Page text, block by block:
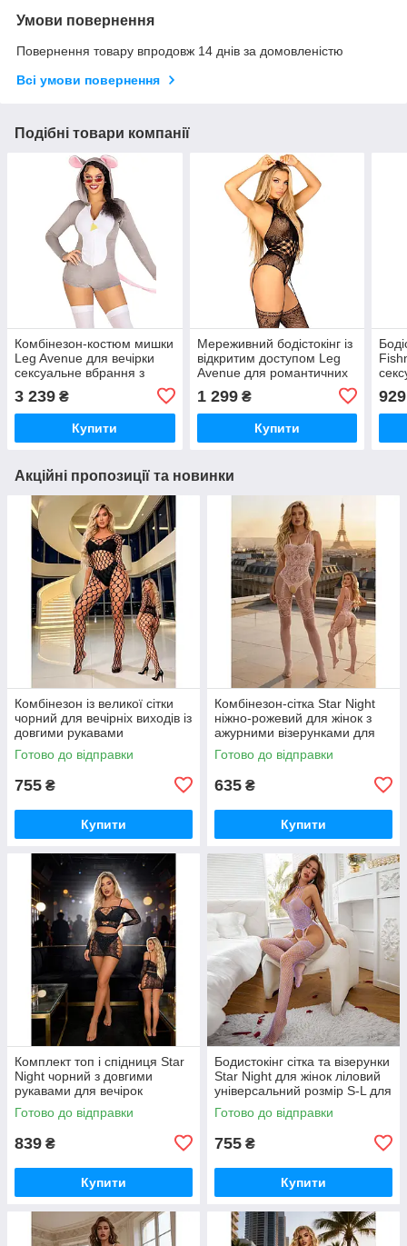
Умови повернення
Повернення товару впродовж 14 днів за домовленістю
Всі умови повернення
Подібні товари компанії
Комбінезон-костюм мишки
Leg Avenue для вечірки
сексуальне вбрання з
3 239 ₴
Купити
Мереживний бодістокінг із
відкритим доступом Leg
Avenue для романтичних
вечорів чорний ажурний
комбінезон
1 299₴
Купити
929
Акційні пропозиції та новинки
Комбінезон із великої сітки
чорний для вечірніх виходів із
довгими рукавами
універсальний розмір S-L
Готово до відправки
755 ₴
Купити
Комбінезон-сітка Star Night
ніжно-рожевий для жінок з
ажурними візерунками для
комфортного носіння (S-L)
Готово до відправки
635 ₴
Купити
Комплект топ і спідниця Star
Night чорний з довгими
рукавами для вечірок
преміум з стразами OS S-L
Готово до відправки
839 ₴
Купити
Бодистокінг сітка та візерунки
Star Night для жінок ліловий
універсальний розмір S-L для
ефектного образу
Готово до відправки
755 ₴
Купити